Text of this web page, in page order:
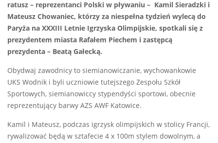
ratusz – reprezentanci Polski w pływaniu – Kamil Sieradzki i
Mateusz Chowaniec, którzy za niespełna tydzień wylecą do
Paryża na XXXIII Letnie Igrzyska Olimpijskie, spotkali się z
prezydentem miasta Rafałem Piechem i zastępcą
prezydenta – Beatą Gałecką.
Obydwaj zawodnicy to siemianowiczanie, wychowankowie
UKS Wodnik i byli uczniowie tutejszego Zespołu Szkół
Sportowych, siemianowiccy stypendyści sportowi, obecnie
reprezentujący barwy AZS AWF Katowice.
Kamil i Mateusz, podczas igrzysk olimpijskich w stolicy Francji,
rywalizować będą w sztafecie 4 x 100m stylem dowolnym, a